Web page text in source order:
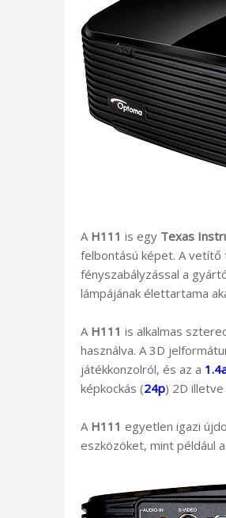
A H111 is egy Texas
felbontású képet. A vetítő
fényszabályzással a
lámpájának élettartama
A H111 is alkalmas
használva. A 3D
játékkonzolról, és az a
képkockás (24p) 2D
A H111 egyetlen igazi
eszközöket, mint például a